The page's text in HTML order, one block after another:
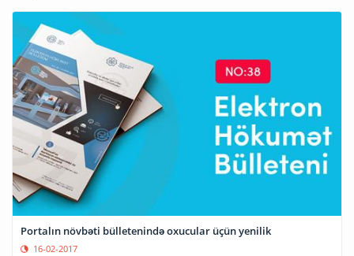
Portalın növbəti bülletenində oxucular üçün yenilik
16-02-2017